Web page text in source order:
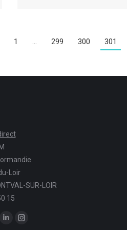
1 … 299 300 301
Loir
SUR-LOIR
15
sur :
LinkedInInstagram